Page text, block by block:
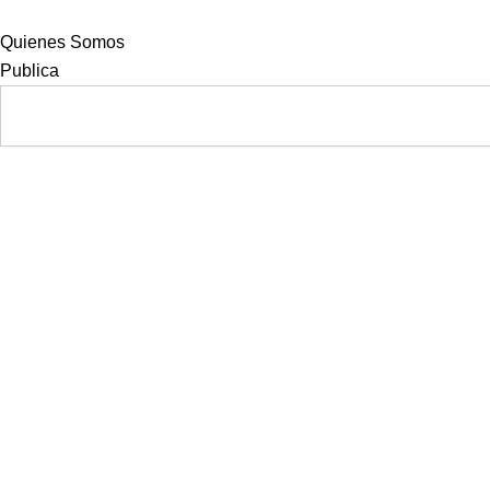
to
content
Quienes Somos
Publica